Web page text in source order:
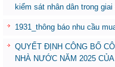
kiểm sát nhân dân trong
1931_thông báo nhu cầu
QUYẾT ĐỊNH CÔNG BỐ
NHÀ NƯỚC NĂM 2025